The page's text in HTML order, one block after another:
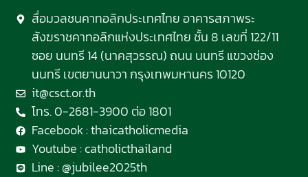
สื่อมวลชนคาทอลิกประเทศไทย อาคารสภาพระ
สังฆราชคาทอลิกแห่งประเทศไทย ชั้น 8 เลขที่ 122/11
ซอย นนทรี 14 (นาคสุวรรณ) ถนน นนทรี แขวงช่อง
นนทรี เขตยานนาวา กรุงเทพมหานคร 10120
it@csct.or.th
โทร. 0-2681-3900 ต่อ 1801
Facebook : thaicatholicmedia
Youtube : catholicthailand
Line : @jubilee2025th